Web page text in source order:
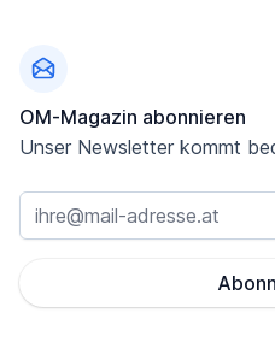
OM-Magazin abonnieren
Unser Newsletter kommt